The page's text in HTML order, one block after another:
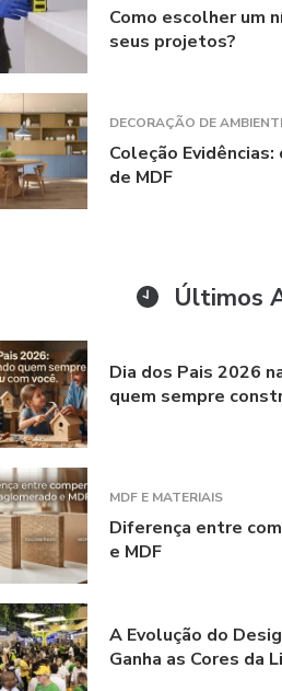
Como escolher um
seus projetos?
DECORAÇÃO DE
Coleção
de MDF
Últimos
Dia dos Pais 2026
quem sempre
MDF E MATERIAIS
Diferença entre
e MDF
A Evolução do
Ganha as Cores da